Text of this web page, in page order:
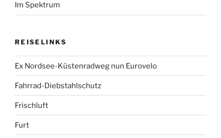
Im Spektrum
REISELINKS
Ex Nordsee-Küstenradweg nun Eurovelo
Fahrrad-Diebstahlschutz
Frischluft
Furt